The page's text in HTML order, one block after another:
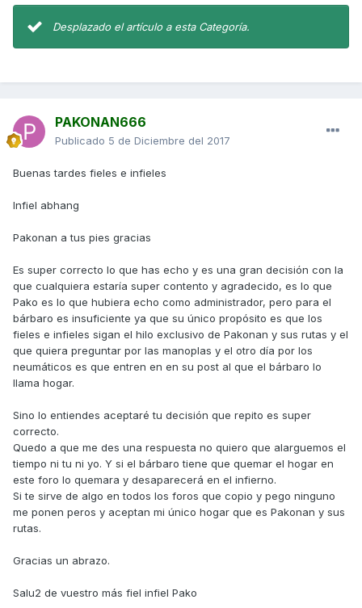
Desplazado el artículo a esta Categoría.
PAKONAN666
Publicado 5 de Diciembre del 2017
Buenas tardes fieles e infieles
Infiel abhang
Pakonan a tus pies gracias
Es super correcto lo que has echo y es una gran decisión con la
que cualquiera estaría super contento y agradecido, es lo que
Pako es lo que hubiera echo como administrador, pero para el
bárbaro es insuficiente ya que su único propósito es que los
fieles e infieles sigan el hilo exclusivo de Pakonan y sus rutas y el
que quiera preguntar por las manoplas y el otro día por los
neumáticos es que entren en en su post al que el bárbaro lo
llama hogar.
Sino lo entiendes aceptaré tu decisión que repito es super
correcto.
Quedo a que me des una respuesta no quiero que alarguemos el
tiempo ni tu ni yo. Y si el bárbaro tiene que quemar el hogar en
este foro lo quemara y desaparecerá en el infierno.
Si te sirve de algo en todos los foros que copio y pego ninguno
me ponen peros y aceptan mi único hogar que es Pakonan y sus
rutas.
Gracias un abrazo.
Salu2 de vuestro más fiel infiel Pako